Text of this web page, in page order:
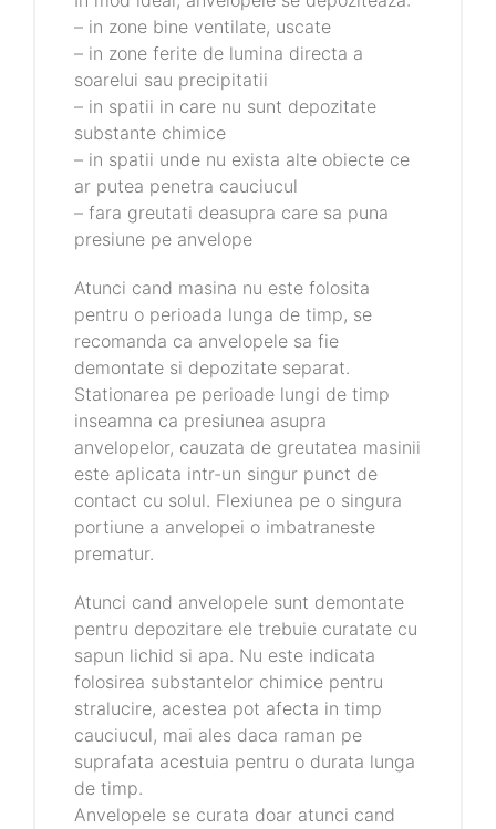
– in zone bine ventilate, uscate
– in zone ferite de lumina directa a
soarelui sau precipitatii
– in spatii in care nu sunt depozitate
substante chimice
– in spatii unde nu exista alte obiecte ce
ar putea penetra cauciucul
– fara greutati deasupra care sa puna
presiune pe anvelope
Atunci cand masina nu este folosita
pentru o perioada lunga de timp, se
recomanda ca anvelopele sa fie
demontate si depozitate separat.
Stationarea pe perioade lungi de timp
inseamna ca presiunea asupra
anvelopelor, cauzata de greutatea masinii
este aplicata intr-un singur punct de
contact cu solul. Flexiunea pe o singura
portiune a anvelopei o imbatraneste
prematur.
Atunci cand anvelopele sunt demontate
pentru depozitare ele trebuie curatate cu
sapun lichid si apa. Nu este indicata
folosirea substantelor chimice pentru
stralucire, acestea pot afecta in timp
cauciucul, mai ales daca raman pe
suprafata acestuia pentru o durata lunga
de timp.
Anvelopele se curata doar atunci cand